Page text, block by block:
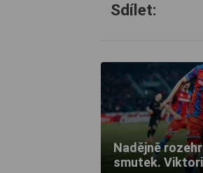
Sdílet:
Nadějně
smutek.